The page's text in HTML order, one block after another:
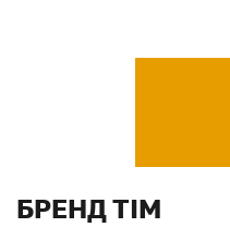
БРЕНД TIM